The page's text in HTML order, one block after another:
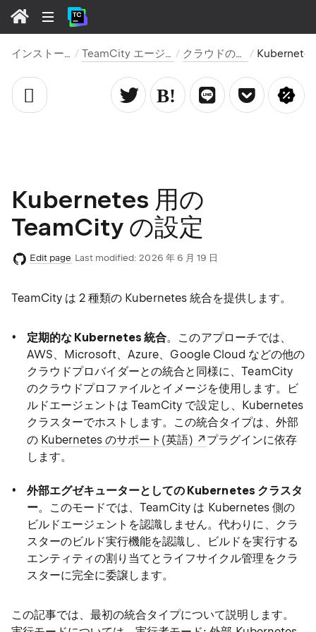
インストールおよびアップグレード TeamCity エージェントをインストールして開始する クラウドのホストビルドエージェント
Kubernetes 用の
TeamCity の設定
Edit page Last modified: 2026 年 6 月 19 日
TeamCity は 2 種類の Kubernetes 統合を提供します。
定期的な Kubernetes 統合。このアプローチでは、
AWS、Microsoft、Azure、Google Cloud などの他の
クラウドプロバイダーとの統合と同様に、TeamCity
のクラウドプロファイルとイメージを使用します。ビ
ルドエージェントは TeamCity で設定し、Kubernetes
クラスターでホストします。この統合タイプは、外部
の Kubernetes のサポート(英語)
プラグインに依存
します。
外部エグゼキューターとしての Kubernetes クラスタ
ー。このモードでは、TeamCity は Kubernetes 側の
ビルドエージェントを認識しません。代わりに、クラ
スターのビルド実行機能を認識し、ビルドを実行する
エンティティの割り当てとライフサイクル管理をクラ
スターに完全に委譲します。
この記事では、最初の統合タイプについて説明します。